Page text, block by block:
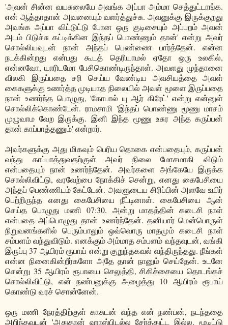
'அவன் சின்ன வயசுலையே அவங்க அப்பா அம்மா செத்துட்டாங்க.
என் ஆத்தாதான் அவனையும் வளர்த்துச்சு. அவனுக்கு இருக்குறது
அவங்க அப்பா விட்டுட்டு போன ஒரு குடிசையும் அப்பறம் அவன்
அடம் பிடுச்சு கட்டிக்கின இந்தப் பொண்ணும் தான்' என்று அவர்
சொல்லியவுடன் நான் அந்தப் பெண்ணை பார்த்தேன். என்ன
நடக்கின்றது என்பது கூடத் தெரியாமல் ஏதோ ஒரு உலகில்,
என்னவோ, யாரிடமோ பேசிகொண்டிருந்தாள். அவளது முந்தானை
விலகி இருப்பதை சரி செய்ய வேண்டிய அவசியத்தை அவள்
கைகளுக்கு உணர்த்த முடியாத நிலையில் அவள் மூளை இருப்பதை
நான் உணர்ந்த பொழுது, 'கோபால் யு ஆர் கிரேட்' என்று என்னுள்
சொல்லிக்கொண்டேன். ராமசாமி 'இந்தப் பொண்ணு மூணு மாசம்
முழுவாம வேற இருக்கு. இனி இந்த மூணு உசுர அந்த கருப்பன்
தான் காப்பாத்தணும்' என்றார்.
அவர்களுக்கு அது மிகவும் பெரிய தொகை என்பதையும், கருப்பன்
வந்து காப்பாத்துவதற்குள் அவர் நிலை மோசமாகி விடும்
என்பதையும் நான் உணர்ந்தேன். அவர்களை அங்கேயே இருக்க
சொல்லிவிட்டு, வரவேற்பை நோக்கிச் சென்று, எனது கைபேசியை
அந்தப் பெண்ணிடம் கேட்டேன். அவளுடைய சிரிப்பின் அளவே உயிர்
பெற்றிருந்த எனது கைபேசியை நீட்டினாள். கைபேசியை ஆன்
செய்த பொழுது மணி 07:30. அன்று மாதத்தின் கடைசி நாள்
என்பதை அப்பொழுது தான் உணர்ந்தேன். தனியார் மென்பொருள்
நிறுவனங்களில் பெரும்பாலும் ஒவ்வொரு மாதமும் கடைசி நாள்
சம்பளம் வந்துவிடும். எனக்கும் அம்மாத சம்பளம் வந்தவுடன், வங்கி
இருப்பு 37 ஆயிரம் ரூபாய் என்று குறுந்தகவல் வந்திருந்தது. நீங்கள்
என்ன நினைகின்றீர்களோ அதே தான் நானும் செய்தேன். உடனே
சென்று 35 ஆயிரம் ரூபாயை செலுத்தி, சிகிச்சையை தொடங்கச்
சொல்லிவிட்டு, என் நண்பனுக்கு அழைத்து 10 ஆயிரம் ரூபாய்
கொண்டு வரச் சொன்னேன்.
ஒரு மணி நேரத்திற்குள் காசுடன் வந்த என் நண்பன், நடந்ததை
அறிந்தவுடன் 'அதுதான் ஹாஸ்பிடல்ல சேர்த்துட்ட இல்ல. மூடிட்டு